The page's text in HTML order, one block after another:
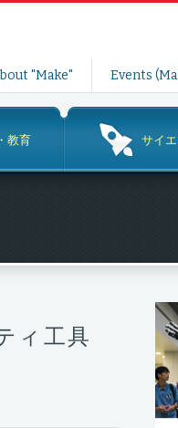
"Make" Events
教育 サイ
ィ工具